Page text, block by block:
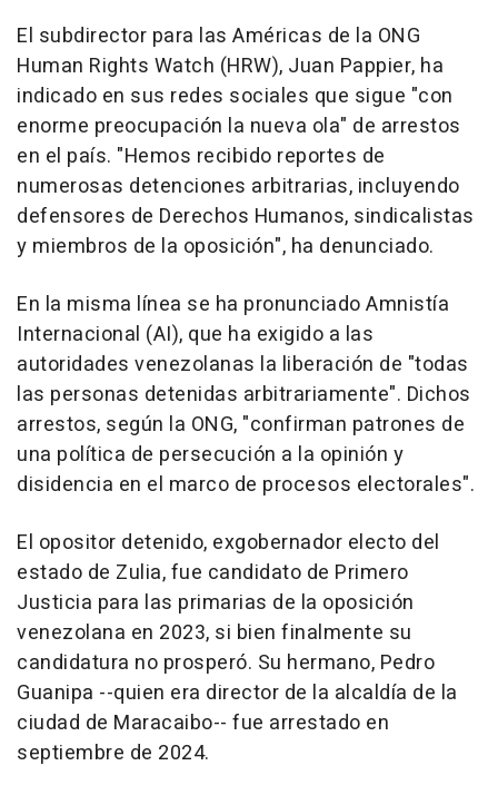
El subdirector para las Américas de la ONG
Human Rights Watch (HRW), Juan Pappier, ha
indicado en sus redes sociales que sigue "con
enorme preocupación la nueva ola" de arrestos
en el país. "Hemos recibido reportes de
numerosas detenciones arbitrarias, incluyendo
defensores de Derechos Humanos, sindicalistas
y miembros de la oposición", ha denunciado.
En la misma línea se ha pronunciado Amnistía
Internacional (AI), que ha exigido a las
autoridades venezolanas la liberación de "todas
las personas detenidas arbitrariamente". Dichos
arrestos, según la ONG, "confirman patrones de
una política de persecución a la opinión y
disidencia en el marco de procesos electorales".
El opositor detenido, exgobernador electo del
estado de Zulia, fue candidato de Primero
Justicia para las primarias de la oposición
venezolana en 2023, si bien finalmente su
candidatura no prosperó. Su hermano, Pedro
Guanipa --quien era director de la alcaldía de la
ciudad de Maracaibo-- fue arrestado en
septiembre de 2024.